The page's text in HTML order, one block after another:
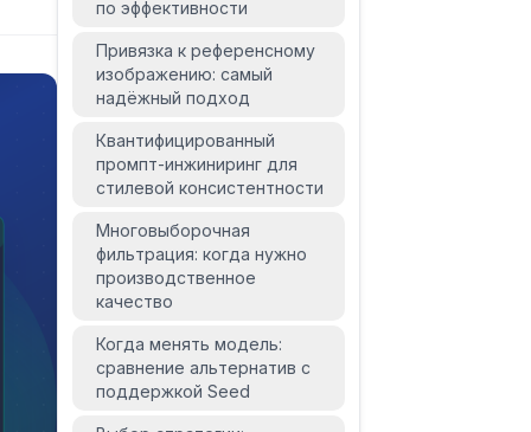
по эффективности
Привязка к референсному
изображению: самый
надёжный подход
Квантифицированный
промпт-инжиниринг для
стилевой консистентности
Многовыборочная
фильтрация: когда нужно
производственное
качество
Когда менять модель:
сравнение альтернатив с
поддержкой Seed